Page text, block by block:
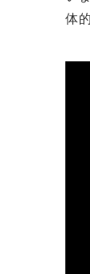
体